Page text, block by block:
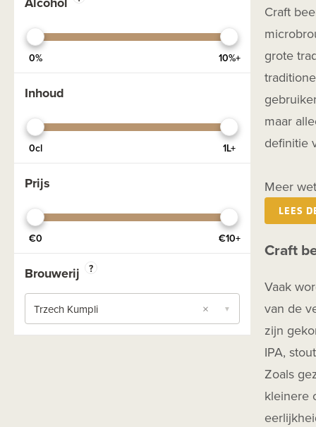
DIPA
Dubbel
Glutenvrij
Pils
Porter
Saison
0% 10%+
Inhoud
0cl 1L+
Prijs
€0 €10+
Brouwerij ?
Trzech Kumpli × ▼
Craft
grote
maar
definitie
Meer
LEES
Craft
Vaak
van de
zijn
IPA,
Zoals
kleinere